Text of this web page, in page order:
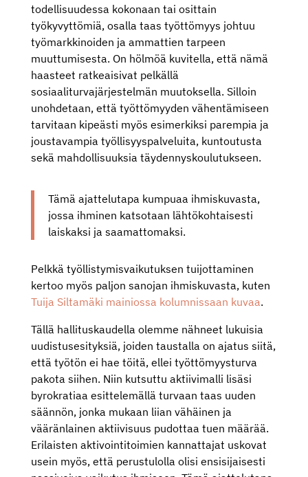
todellisuudessa kokonaan tai osittain
työkyvyttömiä, osalla taas työttömyys johtuu
työmarkkinoiden ja ammattien tarpeen
muuttumisesta. On hölmöä kuvitella, että nämä
haasteet ratkeaisivat pelkällä
sosiaaliturvajärjestelmän muutoksella. Silloin
unohdetaan, että työttömyyden vähentämiseen
tarvitaan kipeästi myös esimerkiksi parempia ja
joustavampia työllisyyspalveluita, kuntoutusta
sekä mahdollisuuksia täydennyskoulutukseen.
Tämä ajattelutapa kumpuaa ihmiskuvasta,
jossa ihminen katsotaan lähtökohtaisesti
laiskaksi ja saamattomaksi.
Pelkkä työllistymisvaikutuksen tuijottaminen
kertoo myös paljon sanojan ihmiskuvasta, kuten
Tuija Siltamäki mainiossa kolumnissaan kuvaa.
Tällä hallituskaudella olemme nähneet lukuisia
uudistusesityksiä, joiden taustalla on ajatus siitä,
että työtön ei hae töitä, ellei työttömyysturva
pakota siihen. Niin kutsuttu aktiivimalli lisäsi
byrokratiaa esittelemällä turvaan taas uuden
säännön, jonka mukaan liian vähäinen ja
vääränlainen aktiivisuus pudottaa tuen määrää.
Erilaisten aktivointitoimien kannattajat uskovat
usein myös, että perustulolla olisi ensisijaisesti